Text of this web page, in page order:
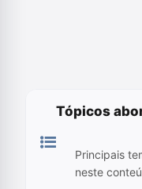
Tópicos
Principais
neste